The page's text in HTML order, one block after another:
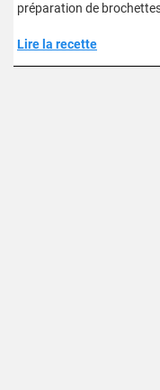
préparation de
Lire la recette